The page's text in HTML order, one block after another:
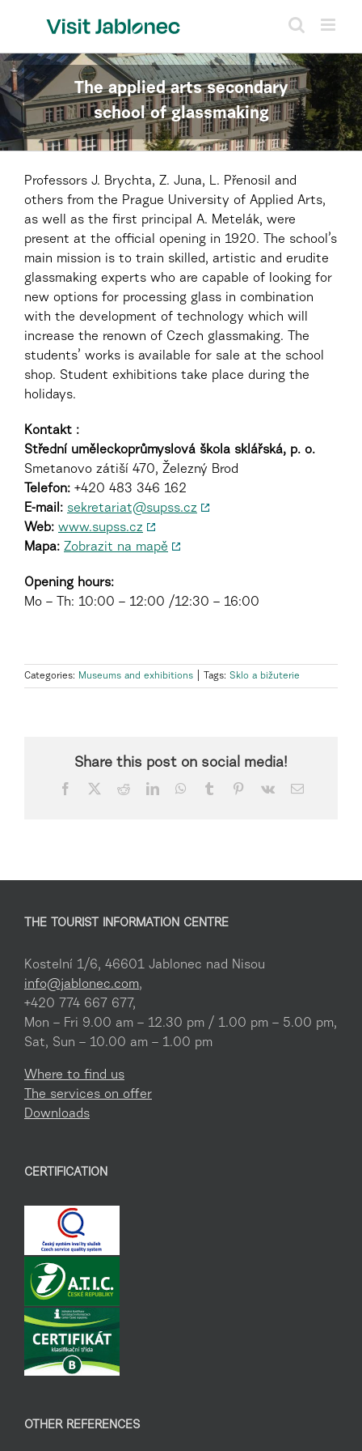
The applied arts secondary
school of glassmaking
Professors J. Brychta, Z. Juna, L. Přenosil and
others from the Prague University of Applied Arts,
as well as the first principal A. Metelák, were
present at the official opening in 1920. The school’s
main mission is to train skilled, artistic and erudite
glassmaking experts who are capable of looking for
new options for processing glass in combination
with the development of technology which will
increase the renown of Czech glassmaking. The
students’ works is available for sale at the school
shop. Student exhibitions take place during the
holidays.
Kontakt :
Střední uměleckoprůmyslová škola sklářská, p. o.
Smetanovo zátiší 470, Železný Brod
Telefon: +420 483 346 162
E-mail: sekretariat@supss.cz
Web: www.supss.cz
Mapa: Zobrazit na mapě
Opening hours:
Mo – Th: 10:00 – 12:00 /12:30 – 16:00
Categories: Museums and exhibitions Tags: Sklo a bižuterie
Share this post on social media!
Facebook RedditLinkedInWhatsApp
Tumblr Pinterest
Vk Email
THE TOURIST INFORMATION CENTRE
Kostelní 1/6, 46601 Jablonec nad Nisou
info@jablonec.com,
+420 774 667 677,
Mon – Fri 9.00 am – 12.30 pm / 1.00 pm – 5.00 pm,
Sat, Sun – 10.00 am – 1.00 pm
Where to find us
The services on offer
Downloads
CERTIFICATION
OTHER REFERENCES